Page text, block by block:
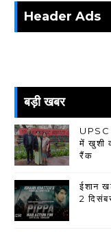
Header Ads
बड़ी खबर
UPSC
में खुशी
रैंक
ईशान
2